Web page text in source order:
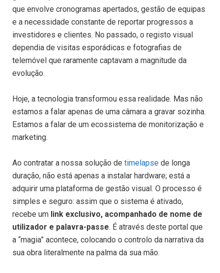
que envolve cronogramas apertados, gestão de equipas
e a necessidade constante de reportar progressos a
investidores e clientes. No passado, o registo visual
dependia de visitas esporádicas e fotografias de
telemóvel que raramente captavam a magnitude da
evolução.
Hoje, a tecnologia transformou essa realidade. Mas não
estamos a falar apenas de uma câmara a gravar sozinha.
Estamos a falar de um ecossistema de monitorização e
marketing.
Ao contratar a nossa solução de timelapse de longa
duração, não está apenas a instalar hardware; está a
adquirir uma plataforma de gestão visual. O processo é
simples e seguro: assim que o sistema é ativado,
recebe um link exclusivo, acompanhado de nome de
utilizador e palavra-passe. É através deste portal que
a “magia” acontece, colocando o controlo da narrativa da
sua obra literalmente na palma da sua mão.